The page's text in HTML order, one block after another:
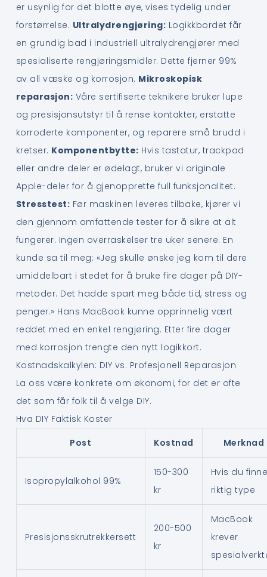
er usynlig for det blotte øye, vises tydelig under
forstørrelse. Ultralydrengjøring: Logikkbordet får
en grundig bad i industriell ultralydrengjører med
spesialiserte rengjøringsmidler. Dette fjerner 99%
av all væske og korrosjon. Mikroskopisk
reparasjon: Våre sertifiserte teknikere bruker lupe
og presisjonsutstyr til å rense kontakter, erstatte
korroderte komponenter, og reparere små brudd i
kretser. Komponentbytte: Hvis tastatur, trackpad
eller andre deler er ødelagt, bruker vi originale
Apple-deler for å gjenopprette full funksjonalitet.
Stresstest: Før maskinen leveres tilbake, kjører vi
den gjennom omfattende tester for å sikre at alt
fungerer. Ingen overraskelser tre uker senere. En
kunde sa til meg: «Jeg skulle ønske jeg kom til dere
umiddelbart i stedet for å bruke fire dager på DIY-
metoder. Det hadde spart meg både tid, stress og
penger.» Hans MacBook kunne opprinnelig vært
reddet med en enkel rengjøring. Etter fire dager
med korrosjon trengte den nytt logikkort.
Kostnadskalkylen: DIY vs. Profesjonell Reparasjon
La oss være konkrete om økonomi, for det er ofte
det som får folk til å velge DIY.
Hva DIY Faktisk Koster
Post
Kostnad Merknad
Isopropylalkohol 99%
150-300
kr
Hvis du
riktig type
Presisjonsskrutrekkersett
200-500
kr
MacBook
krever